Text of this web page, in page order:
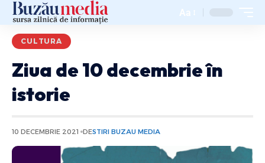
Aa
CULTURA
Ziua de 10 decembrie în
istorie
10 DECEMBRIE 2021 DESTIRI BUZAU MEDIA